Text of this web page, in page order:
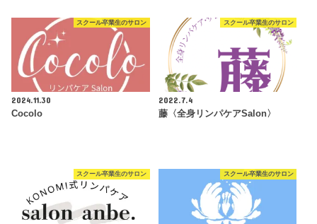
スクール卒業生のサロン
2024.11.30
Cocolo
スクール卒業生のサロン
2022.7.4
藤〈全身リンパケアSalon〉
スクール卒業生のサロン スクール卒業生のサロン